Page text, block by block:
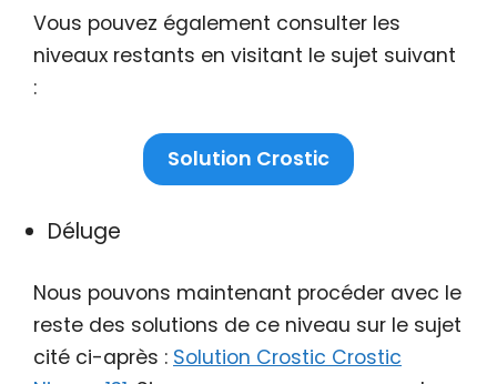
Vous pouvez également consulter les
niveaux restants en visitant le sujet suivant
:
Solution Crostic
Déluge
Nous pouvons maintenant procéder avec le
reste des solutions de ce niveau sur le sujet
cité ci-après : Solution Crostic Crostic